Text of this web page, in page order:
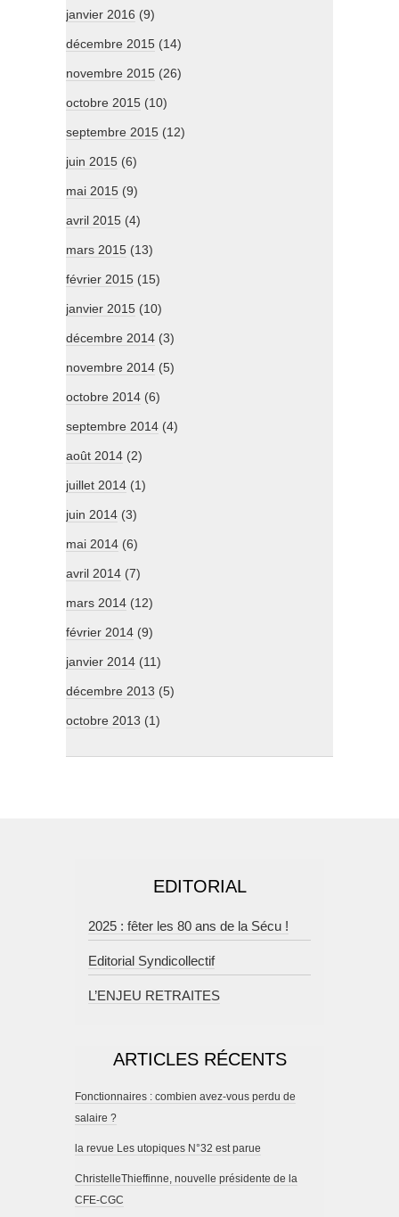
janvier 2016 (9)
décembre 2015 (14)
novembre 2015 (26)
octobre 2015 (10)
septembre 2015 (12)
juin 2015 (6)
mai 2015 (9)
avril 2015 (4)
mars 2015 (13)
février 2015 (15)
janvier 2015 (10)
décembre 2014 (3)
novembre 2014 (5)
octobre 2014 (6)
septembre 2014 (4)
août 2014 (2)
juillet 2014 (1)
juin 2014 (3)
mai 2014 (6)
avril 2014 (7)
mars 2014 (12)
février 2014 (9)
janvier 2014 (11)
décembre 2013 (5)
octobre 2013 (1)
EDITORIAL
2025 : fêter les 80 ans de la Sécu !
Editorial Syndicollectif
L’ENJEU RETRAITES
ARTICLES RÉCENTS
Fonctionnaires : combien avez-vous perdu de
salaire ?
la revue Les utopiques N°32 est parue
ChristelleThieffinne, nouvelle présidente de la
CFE-CGC